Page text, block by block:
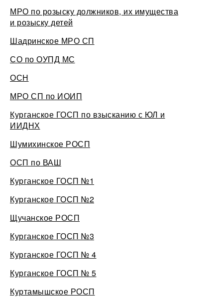
МРО по розыску должников, их имущества
и розыску детей
Шадринское МРО СП
СО по ОУПД МС
ОСН
МРО СП по ИОИП
Курганское ГОСП по взысканию с ЮЛ и
ИИДНХ
Шумихинское РОСП
ОСП по ВАШ
Курганское ГОСП №1
Курганское ГОСП №2
Щучанское РОСП
Курганское ГОСП №3
Курганское ГОСП № 4
Курганское ГОСП № 5
Куртамышское РОСП